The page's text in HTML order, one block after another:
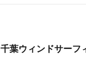
千葉ウィンドサーフ